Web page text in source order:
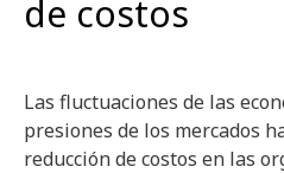
de costos
Las fluctuaciones de las
presiones de los mercados
reducción de costos en las